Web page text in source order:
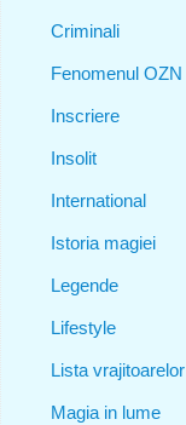
Criminali
Fenomenul OZN
Inscriere
Insolit
International
Istoria magiei
Legende
Lifestyle
Lista vrajitoarelor
Magia in lume